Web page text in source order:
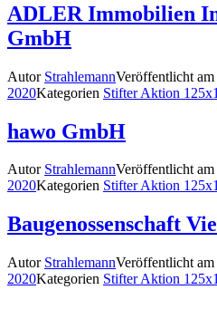
ADLER Immobilien
GmbH
Autor StrahlemannVeröffentlicht am
2020Kategorien Stifter Aktion
hawo GmbH
Autor StrahlemannVeröffentlicht am
2020Kategorien Stifter Aktion
Baugenossenschaft
Autor StrahlemannVeröffentlicht am
2020Kategorien Stifter Aktion